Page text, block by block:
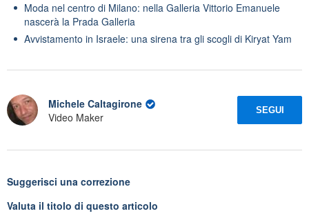
Moda nel centro di Milano: nella Galleria Vittorio Emanuele
nascerà la Prada Galleria
Avvistamento in Israele: una sirena tra gli scogli di Kiryat Yam
Michele Caltagirone
Video Maker
SEGUI
Suggerisci una correzione
Valuta il titolo di questo articolo